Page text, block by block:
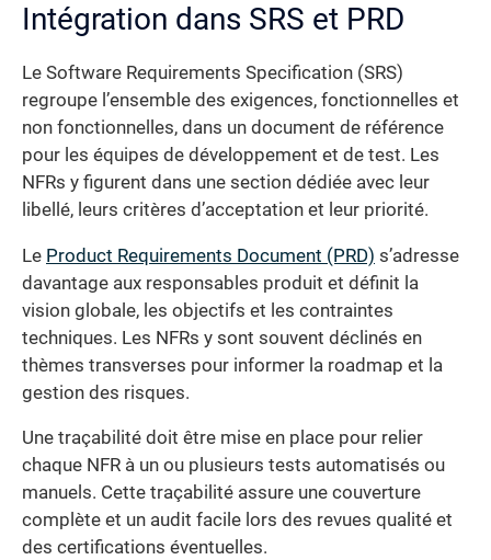
Intégration dans SRS et PRD
Le Software Requirements Specification (SRS)
regroupe l’ensemble des exigences, fonctionnelles et
non fonctionnelles, dans un document de référence
pour les équipes de développement et de test. Les
NFRs y figurent dans une section dédiée avec leur
libellé, leurs critères d’acceptation et leur priorité.
Le Product Requirements Document (PRD) s’adresse
davantage aux responsables produit et définit la
vision globale, les objectifs et les contraintes
techniques. Les NFRs y sont souvent déclinés en
thèmes transverses pour informer la roadmap et la
gestion des risques.
Une traçabilité doit être mise en place pour relier
chaque NFR à un ou plusieurs tests automatisés ou
manuels. Cette traçabilité assure une couverture
complète et un audit facile lors des revues qualité et
des certifications éventuelles.